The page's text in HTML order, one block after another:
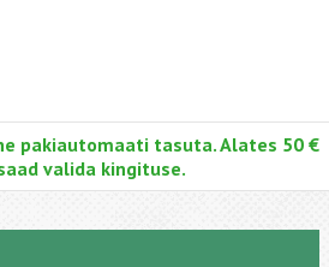
pakiautomaati tasuta. Alates 50 €
valida kingituse.